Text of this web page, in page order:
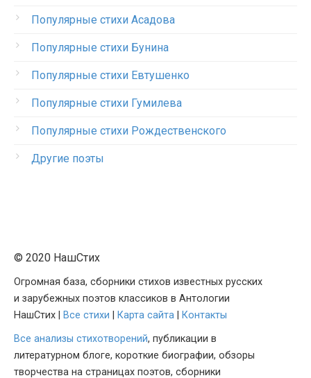
Популярные стихи Асадова
Популярные стихи Бунина
Популярные стихи Евтушенко
Популярные стихи Гумилева
Популярные стихи Рождественского
Другие поэты
© 2020 НашСтих
Огромная база, сборники стихов известных русских
и зарубежных поэтов классиков в Антологии
НашСтих |
Все стихи Карта сайта
Контакты
Все анализы стихотворений, публикации в
литературном блоге, короткие биографии, обзоры
творчества на страницах поэтов, сборники